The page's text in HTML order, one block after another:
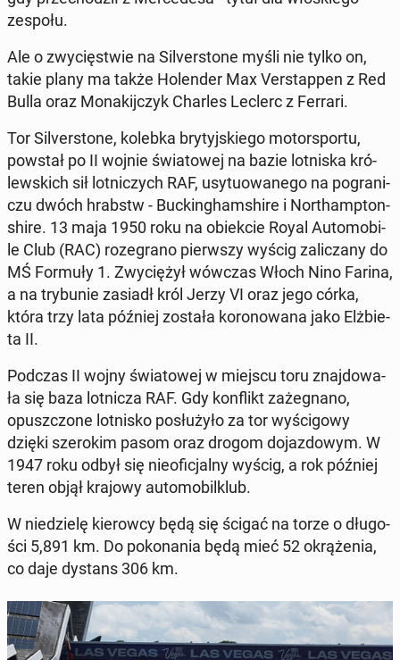
zespołu.
Ale o zwy­cię­stwie na Si­lver­sto­ne myśli nie tylko on,
takie plany ma także Ho­len­der Max Ver­stap­pen z Red
Bulla oraz Mo­na­kij­czyk Charles Leclerc z Ferrari.
Tor Si­lver­sto­ne, kolebka bry­tyj­skie­go mo­tor­spor­tu,
powstał po II wojnie świa­to­wej na bazie lot­ni­ska kró­
lew­skich sił lot­ni­czych RAF, usy­tu­owa­ne­go na po­gra­ni­
czu dwóch hrabstw - Buc­kin­gham­shi­re i Nor­thamp­ton­
shi­re. 13 maja 1950 roku na obiek­cie Royal Au­to­mo­bi­
le Club (RAC) ro­ze­gra­no pierw­szy wyścig za­li­cza­ny do
MŚ Formuły 1. Zwy­cię­żył wówczas Włoch Nino Farina,
a na try­bu­nie zasiadł król Jerzy VI oraz jego córka,
która trzy lata później została ko­ro­no­wa­na jako Elż­bie­
ta II.
Podczas II wojny świa­to­wej w miejscu toru znaj­do­wa­
ła się baza lot­ni­cza RAF. Gdy kon­flikt za­że­gna­no,
opusz­czo­ne lot­ni­sko po­słu­ży­ło za tor wy­ści­go­wy
dzięki sze­ro­kim pasom oraz drogom do­jaz­do­wym. W
1947 roku odbył się nie­ofi­cjal­ny wyścig, a rok później
teren objął krajowy au­to­mo­bil­klub.
W nie­dzie­lę kie­row­cy będą się ścigać na torze o dłu­go­
ści 5,891 km. Do po­ko­na­nia będą mieć 52 okrą­że­nia,
co daje dystans 306 km.